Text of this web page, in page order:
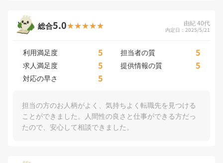
総合5.0 由紀 40代
内定日：2025/5/21
利用満足度 5 担当者の質 5
求人満足度 5 提供情報の質 5
対応の早さ 5
担当の方のお人柄がよく、気持ちよく転職先を見つける
ことができました。人間性の良さと仕事ができる方だっ
たので、安心して相談できました。